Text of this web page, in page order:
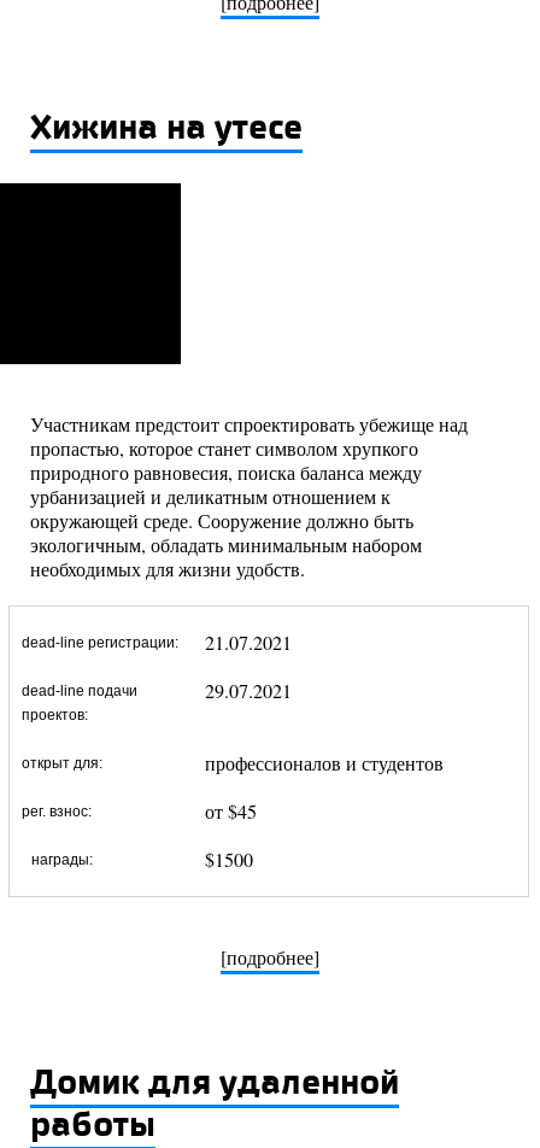
Хижина на утесе
Участникам предстоит спроектировать убежище над
пропастью, которое станет символом хрупкого
природного равновесия, поиска баланса между
урбанизацией и деликатным отношением к
окружающей среде. Сооружение должно быть
экологичным, обладать минимальным набором
необходимых для жизни удобств.
dead-line регистрации: 21.07.2021
dead-line подачи
проектов:
29.07.2021
открыт для: профессионалов и студентов
рег. взнос: от $45
награды: $1500
[подробнее]
Домик для удаленной
работы